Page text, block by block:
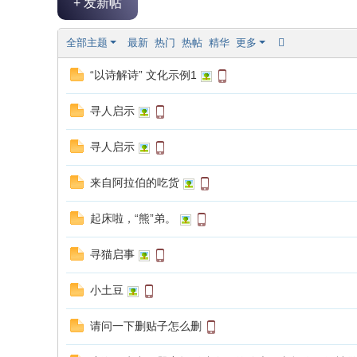
坛
新
盐
+ 发新帖
全部主题 最新 热门 热帖 精华 更多
“以诗解诗” 文化示例1
寻人启示
寻人启示
来自阿拉伯的吃货
起床啦，“熊”弟。
寻猫启事
小土豆
请问一下删贴子怎么删